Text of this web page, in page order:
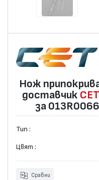
Нож
доставчик
за
Тип :
Цвят :
Сравни